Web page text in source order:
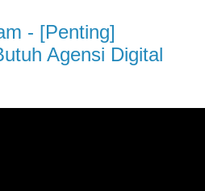
- [Penting]
Agensi Digital